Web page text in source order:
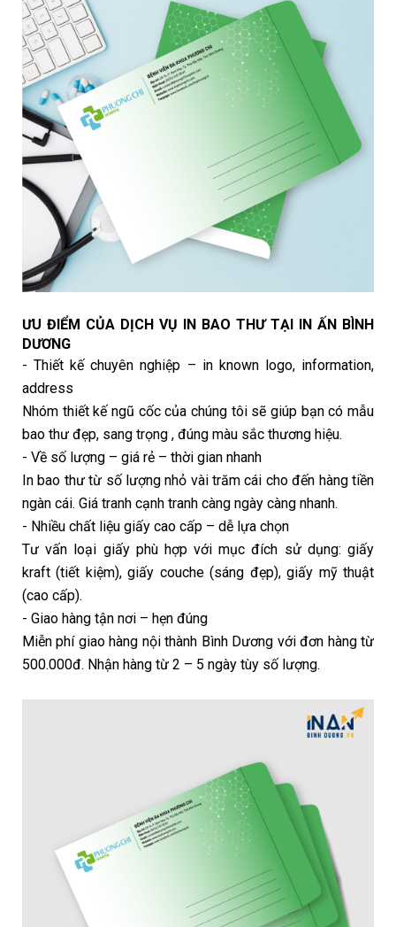
ƯU ĐIỂM CỦA DỊCH VỤ IN BAO THƯ TẠI IN ẤN BÌNH
DƯƠNG
- Thiết kế chuyên nghiệp – in known logo, information,
address
Nhóm thiết kế ngũ cốc của chúng tôi sẽ giúp bạn có mẫu
bao thư đẹp, sang trọng , đúng màu sắc thương hiệu.
- Về số lượng – giá rẻ – thời gian nhanh
In bao thư từ số lượng nhỏ vài trăm cái cho đến hàng tiền
ngàn cái. Giá tranh cạnh tranh càng ngày càng nhanh.
- Nhiều chất liệu giấy cao cấp – dễ lựa chọn
Tư vấn loại giấy phù hợp với mục đích sử dụng: giấy
kraft (tiết kiệm), giấy couche (sáng đẹp), giấy mỹ thuật
(cao cấp).
- Giao hàng tận nơi – hẹn đúng
Miễn phí giao hàng nội thành Bình Dương với đơn hàng từ
500.000đ. Nhận hàng từ 2 – 5 ngày tùy số lượng.